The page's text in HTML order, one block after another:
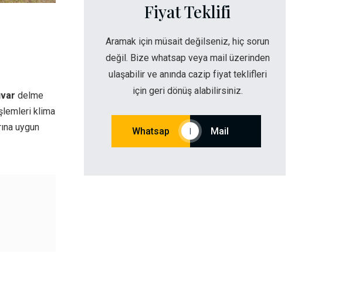
delme
klima
uygun
Fiyat Teklifi
Aramak için müsait değilseniz, hiç sorun
değil. Bize whatsap veya mail üzerinden
ulaşabilir ve anında cazip fiyat teklifleri
için geri dönüş alabilirsiniz.
Whatsap Mail